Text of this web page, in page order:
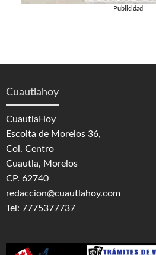
Publicidad
Cuautlahoy
CuautlaHoy
Escolta de Morelos 36,
Col. Centro
Cuautla, Morelos
CP. 62740
redaccion@cuautlahoy.com
Tel: 7775377737